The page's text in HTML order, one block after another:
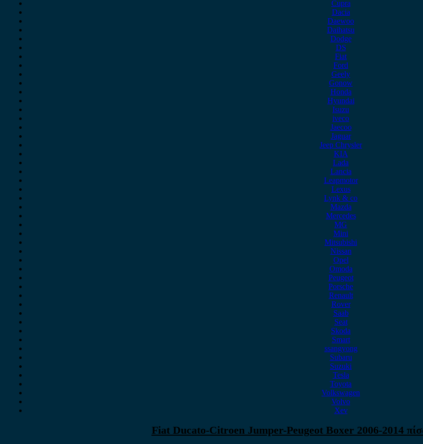
Cupra
Dacia
Daewoo
Daihatsu
Dodge
DS
Fiat
Ford
Geely
Gonow
Honda
Hyundai
Isuzu
iveco
Jaecoo
Jaguar
Jeep Chrysler
KIA
Lada
Lancia
Leapmotor
Lexus
Lynk & co
Mazda
Mercedes
MG
Mini
Mitsubishi
Nissan
Opel
Omoda
Peugeot
Porsche
Renault
Rover
Saab
Seat
Skoda
Smart
ssangyong
Subaru
Suzuki
Tesla
Toyota
Volkswagen
Volvo
Xev
Fiat Ducato-Citroen Jumper-Peugeot Boxer 2006-2014